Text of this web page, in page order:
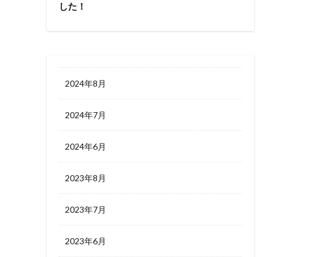
した！
2024年8月
2024年7月
2024年6月
2023年8月
2023年7月
2023年6月